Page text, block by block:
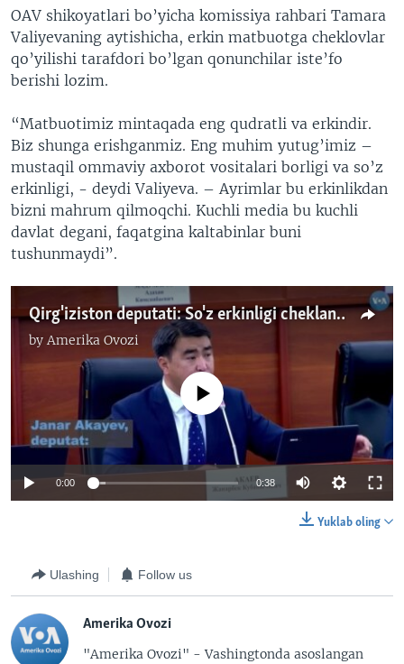
OAV shikoyatlari bo’yicha komissiya rahbari Tamara
Valiyevaning aytishicha, erkin matbuotga cheklovlar
qo’yilishi tarafdori bo’lgan qonunchilar iste’fo
berishi lozim.
“Matbuotimiz mintaqada eng qudratli va erkindir.
Biz shunga erishganmiz. Eng muhim yutug’imiz –
mustaqil ommaviy axborot vositalari borligi va so’z
erkinligi, - deydi Valiyeva. – Ayrimlar bu erkinlikdan
bizni mahrum qilmoqchi. Kuchli media bu kuchli
davlat degani, faqatgina kaltabinlar buni
tushunmaydi”.
Qirg'iziston deputati: So'z erkinligi cheklanmaydi
by Amerika Ovozi
No media source currently available
0:00 0:38
Yuklab oling
Ulashing Follow us
Amerika Ovozi
"Amerika Ovozi" - Vashingtonda asoslangan